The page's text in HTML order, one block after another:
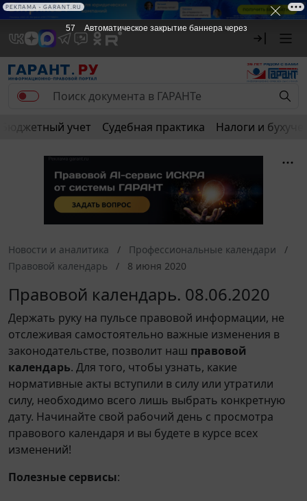
Бюджетный учет Судебная практика Налоги и
Новости и аналитика
Профессиональные календари
Правовой календарь
8 июня 2020
Правовой календарь. 08.06.2020
Держать руку на пульсе правовой информации, не
отслеживая самостоятельно важные изменения в
законодательстве, позволит наш правовой
календарь. Для того, чтобы узнать, какие
нормативные акты вступили в силу или утратили
силу, необходимо всего лишь выбрать конкретную
дату. Начинайте свой рабочий день с просмотра
правового календаря и вы будете в курсе всех
изменений!
Полезные сервисы:
57 Автоматическое закрытие баннера через
РЕКЛАМА • GARANT.RU